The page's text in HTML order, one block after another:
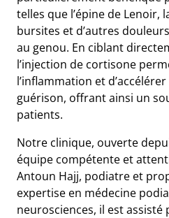
telles que l’épine de Lenoir,
bursites et d’autres
au genou. En ciblant
l’injection de cortisone
l’inflammation et
guérison, offrant ainsi un
patients.
Notre clinique, ouverte
équipe compétente et
Antoun Hajj, podiatre et
expertise en médecine
neurosciences, il est assisté